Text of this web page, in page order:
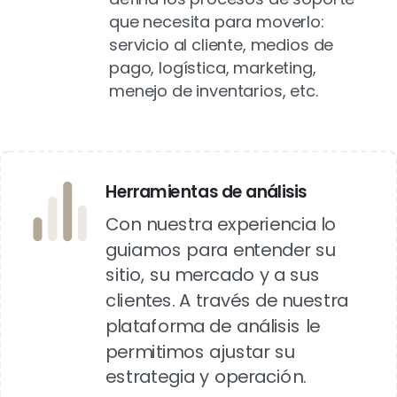
que necesita para moverlo:
servicio al cliente, medios de
pago, logística, marketing,
menejo de inventarios, etc.
Herramientas de análisis
Con nuestra experiencia lo
guiamos para entender su
sitio, su mercado y a sus
clientes. A través de nuestra
plataforma de análisis le
permitimos ajustar su
estrategia y operación.